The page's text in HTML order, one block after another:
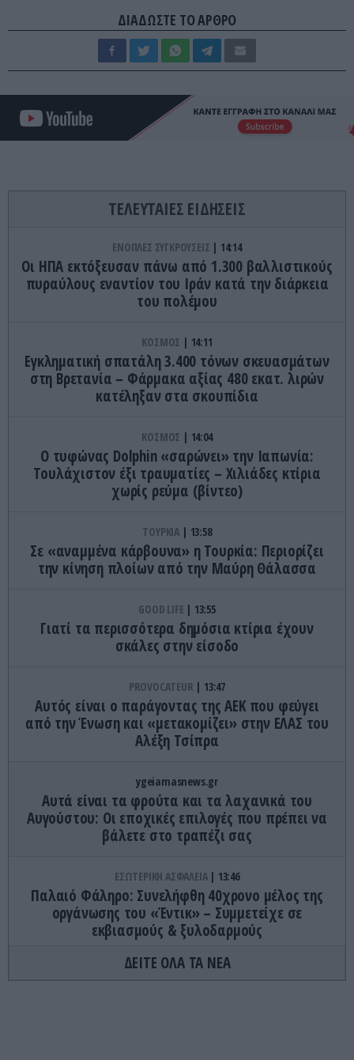
ΔΙΑΔΩΣΤΕ ΤΟ ΑΡΘΡΟ
ΤΕΛΕΥΤΑΙΕΣ ΕΙΔΗΣΕΙΣ
ΕΝΟΠΛΕΣ ΣΥΓΚΡΟΥΣΕΙΣ 14:14
Οι ΗΠΑ εκτόξευσαν πάνω από 1.300 βαλλιστικούς
πυραύλους εναντίον του Ιράν κατά την διάρκεια
του πολέμου
ΚΟΣΜΟΣ 14:11
Eγκληματική σπατάλη 3.400 τόνων σκευασμάτων
στη Βρετανία – Φάρμακα αξίας 480 εκατ. λιρών
κατέληξαν στα σκουπίδια
ΚΟΣΜΟΣ 14:04
O τυφώνας Dolphin «σαρώνει» την Ιαπωνία:
Τουλάχιστον έξι τραυματίες – Χιλιάδες κτίρια
χωρίς ρεύμα (βίντεο)
ΤΟΥΡΚΙΑ 13:58
Σε «αναμμένα κάρβουνα» η Τουρκία: Περιορίζει
την κίνηση πλοίων από την Μαύρη Θάλασσα
GOOD LIFE 13:55
Γιατί τα περισσότερα δημόσια κτίρια έχουν
σκάλες στην είσοδο
PROVOCATEUR 13:47
Αυτός είναι ο παράγοντας της ΑΕΚ που φεύγει
από την Ένωση και «μετακομίζει» στην ΕΛΑΣ του
Αλέξη Τσίπρα
ygeiamasnews.gr
Αυτά είναι τα φρούτα και τα λαχανικά του
Αυγούστου: Οι εποχικές επιλογές που πρέπει να
βάλετε στο τραπέζι σας
ΕΣΩΤΕΡΙΚΗ ΑΣΦΑΛΕΙΑ 13:46
Παλαιό Φάληρο: Συνελήφθη 40χρονο μέλος της
οργάνωσης του «Έντικ» – Συμμετείχε σε
εκβιασμούς & ξυλοδαρμούς
ΕΣΩΤΕΡΙΚΗ ΑΣΦΑΛΕΙΑ 13:36
ΔΕΙΤΕ ΟΛΑ ΤΑ ΝΕΑ